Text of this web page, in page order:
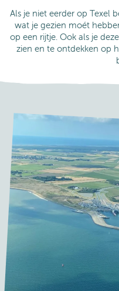
Als je niet eerder op Texel
wat je gezien moét
op een rijtje. Ook als je
zien en te ontdekken op